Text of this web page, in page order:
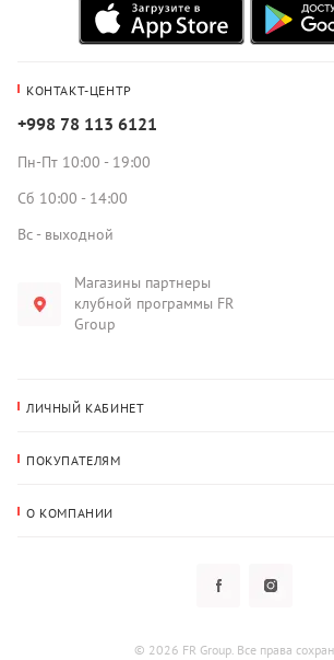
КОНТАКТ-ЦЕНТР
+998 78 113 6121
Пн-Пт 10:00 - 19:00
Сб 10:00 - 14:00
Вс - выходной
Магазины партнеры
клубной программы FR
Group
ЛИЧНЫЙ КАБИНЕТ
Адрес для доставки
ПОКУПАТЕЛЯМ
О КОМПАНИИ
Политика конфиденциальности
© 2026 FR Group. Все права